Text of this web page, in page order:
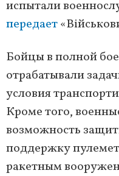
испытали
передает
Бойцы в полной
отрабатывали
условия
Кроме того,
возможность
поддержку
ракетным